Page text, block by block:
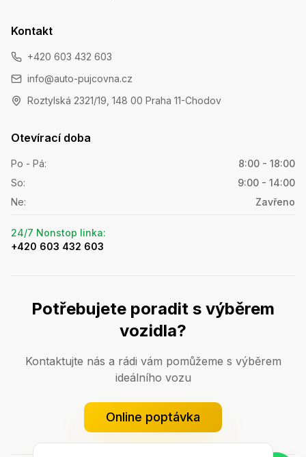
Kontakt
+420 603 432 603
info@auto-pujcovna.cz
Roztylská 2321/19, 148 00 Praha 11-Chodov
Otevírací doba
Po - Pá:
8:00 - 18:00
So:
9:00 - 14:00
Ne: Zavřeno
24/7 Nonstop linka:
+420 603 432 603
Potřebujete poradit s výběrem
vozidla?
Kontaktujte nás a rádi vám pomůžeme s výběrem
ideálního vozu
Online poptávka